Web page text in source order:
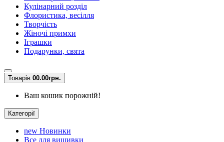
Кулінарний розділ
Флористика, весілля
Творчість
Жіночі примхи
Іграшки
Подарунки, свята
Товарів 00.00грн.
Ваш кошик порожній!
Категорії
new Новинки
Все для вишивки